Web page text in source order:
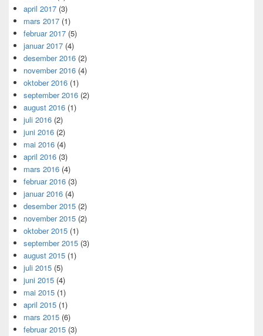
april 2017 (3)
mars 2017 (1)
februar 2017 (5)
januar 2017 (4)
desember 2016 (2)
november 2016 (4)
oktober 2016 (1)
september 2016 (2)
august 2016 (1)
juli 2016 (2)
juni 2016 (2)
mai 2016 (4)
april 2016 (3)
mars 2016 (4)
februar 2016 (3)
januar 2016 (4)
desember 2015 (2)
november 2015 (2)
oktober 2015 (1)
september 2015 (3)
august 2015 (1)
juli 2015 (5)
juni 2015 (4)
mai 2015 (1)
april 2015 (1)
mars 2015 (6)
februar 2015 (3)